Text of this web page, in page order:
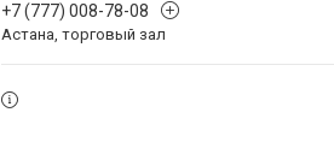
+7 (777) 008-78-08
Астана, торговый зал